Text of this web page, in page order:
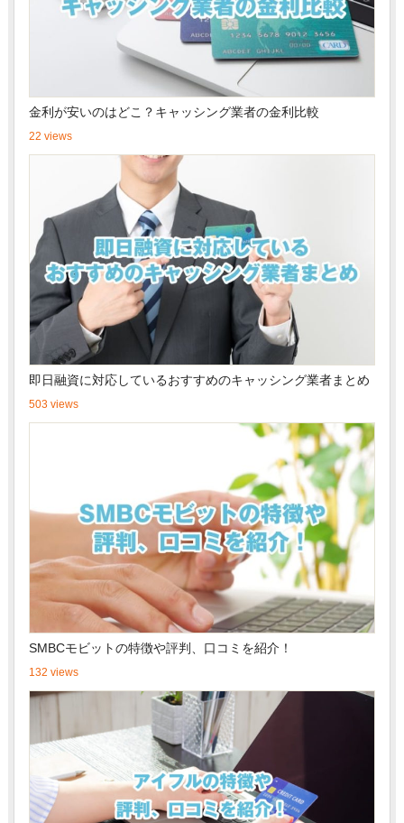
金利が安いのはどこ？キャッシング業者の金利比較
22 views
即日融資に対応しているおすすめのキャッシング業者まとめ
503 views
SMBCモビットの特徴や評判、口コミを紹介！
132 views